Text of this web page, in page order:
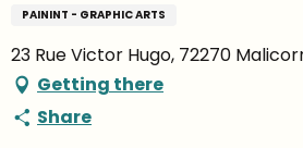
PAININT - GRAPHIC ARTS
23 Rue Victor Hugo, 72270
Getting there
Share